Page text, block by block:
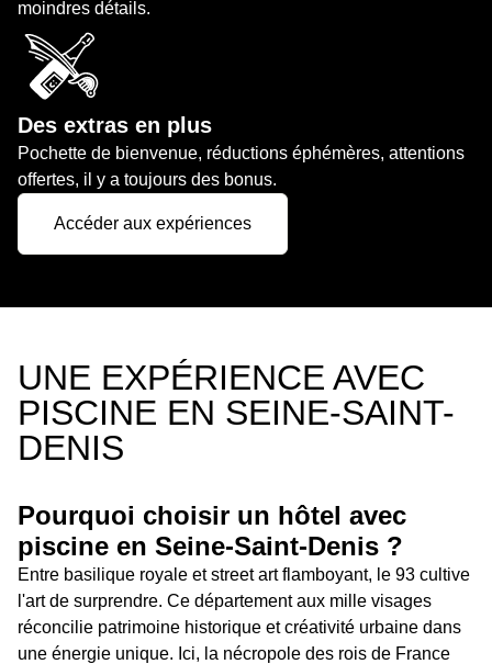
moindres détails.
Des extras en plus
Pochette de bienvenue, réductions éphémères, attentions
offertes, il y a toujours des bonus.
Accéder aux expériences
UNE EXPÉRIENCE AVEC
PISCINE EN SEINE-SAINT-
DENIS
Pourquoi choisir un hôtel avec
piscine en Seine-Saint-Denis ?
Entre basilique royale et street art flamboyant, le 93 cultive
l'art de surprendre. Ce département aux mille visages
réconcilie patrimoine historique et créativité urbaine dans
une énergie unique. Ici, la nécropole des rois de France